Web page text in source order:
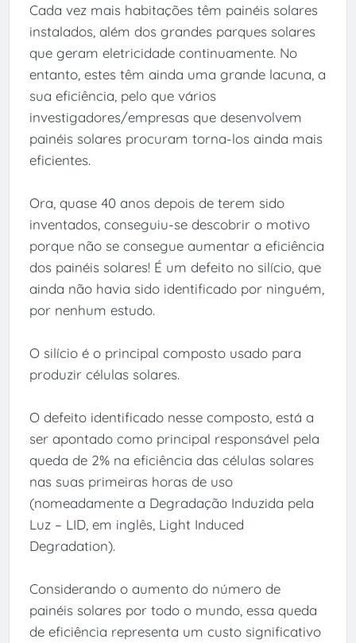
Cada vez mais habitações têm painéis solares
instalados, além dos grandes parques solares
que geram eletricidade continuamente. No
entanto, estes têm ainda uma grande lacuna, a
sua eficiência, pelo que vários
investigadores/empresas que desenvolvem
painéis solares procuram torna-los ainda mais
eficientes.
Ora, quase 40 anos depois de terem sido
inventados, conseguiu-se descobrir o motivo
porque não se consegue aumentar a eficiência
dos painéis solares! É um defeito no silício, que
ainda não havia sido identificado por ninguém,
por nenhum estudo.
O silício é o principal composto usado para
produzir células solares.
O defeito identificado nesse composto, está a
ser apontado como principal responsável pela
queda de 2% na eficiência das células solares
nas suas primeiras horas de uso
(nomeadamente a Degradação Induzida pela
Luz – LID, em inglês, Light Induced
Degradation).
Considerando o aumento do número de
painéis solares por todo o mundo, essa queda
de eficiência representa um custo significativo